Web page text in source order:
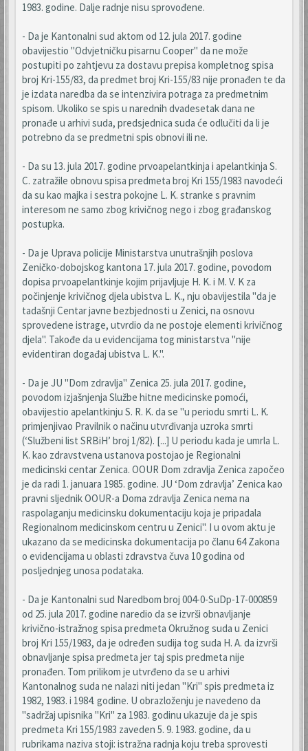
1983. godine. Dalje radnje nisu sprovođene.
- Da je Kantonalni sud aktom od 12. jula 2017. godine
obavijestio "Odvjetničku pisarnu Cooper" da ne može
postupiti po zahtjevu za dostavu prepisa kompletnog spisa
broj Kri-155/83, da predmet broj Kri-155/83 nije pronađen te da
je izdata naredba da se intenzivira potraga za predmetnim
spisom. Ukoliko se spis u narednih dvadesetak dana ne
pronađe u arhivi suda, predsjednica suda će odlučiti da li je
potrebno da se predmetni spis obnovi ili ne.
- Da su 13. jula 2017. godine prvoapelantkinja i apelantkinja S.
C. zatražile obnovu spisa predmeta broj Kri 155/1983 navodeći
da su kao majka i sestra pokojne L. K. stranke s pravnim
interesom ne samo zbog krivičnog nego i zbog građanskog
postupka.
- Da je Uprava policije Ministarstva unutrašnjih poslova
Zeničko-dobojskog kantona 17. jula 2017. godine, povodom
dopisa prvoapelantkinje kojim prijavljuje H. K. i M. V. K za
počinjenje krivičnog djela ubistva L. K., nju obavijestila "da je
tadašnji Centar javne bezbjednosti u Zenici, na osnovu
sprovedene istrage, utvrdio da ne postoje elementi krivičnog
djela". Takođe da u evidencijama tog ministarstva "nije
evidentiran događaj ubistva L. K.".
- Da je JU "Dom zdravlja" Zenica 25. jula 2017. godine,
povodom izjašnjenja Službe hitne medicinske pomoći,
obavijestio apelantkinju S. R. K. da se "u periodu smrti L. K.
primjenjivao Pravilnik o načinu utvrđivanja uzroka smrti
(‘Službeni list SRBiH’ broj 1/82). [...] U periodu kada je umrla L.
K. kao zdravstvena ustanova postojao je Regionalni
medicinski centar Zenica. OOUR Dom zdravlja Zenica započeo
je da radi 1. januara 1985. godine. JU ‘Dom zdravlja’ Zenica kao
pravni sljednik OOUR-a Doma zdravlja Zenica nema na
raspolaganju medicinsku dokumentaciju koja je pripadala
Regionalnom medicinskom centru u Zenici". I u ovom aktu je
ukazano da se medicinska dokumentacija po članu 64 Zakona
o evidencijama u oblasti zdravstva čuva 10 godina od
posljednjeg unosa podataka.
- Da je Kantonalni sud Naredbom broj 004-0-SuDp-17-000859
od 25. jula 2017. godine naredio da se izvrši obnavljanje
krivično-istražnog spisa predmeta Okružnog suda u Zenici
broj Kri 155/1983, da je određen sudija tog suda H. A. da izvrši
obnavljanje spisa predmeta jer taj spis predmeta nije
pronađen. Tom prilikom je utvrđeno da se u arhivi
Kantonalnog suda ne nalazi niti jedan "Kri" spis predmeta iz
1982, 1983. i 1984. godine. U obrazloženju je navedeno da
"sadržaj upisnika "Kri" za 1983. godinu ukazuje da je spis
predmeta Kri 155/1983 zaveden 5. 9. 1983. godine, da u
rubrikama naziva stoji: istražna radnja koju treba sprovesti